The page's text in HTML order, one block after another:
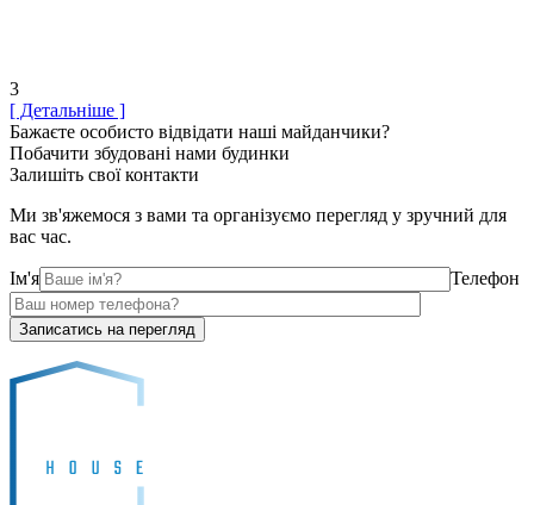
3
[ Детальніше ]
Бажаєте особисто відвідати наші майданчики?
Побачити збудовані нами будинки
Залишіть свої контакти
Ми зв'яжемося з вами та організуємо перегляд у зручний для
вас час.
Ім'я Телефон